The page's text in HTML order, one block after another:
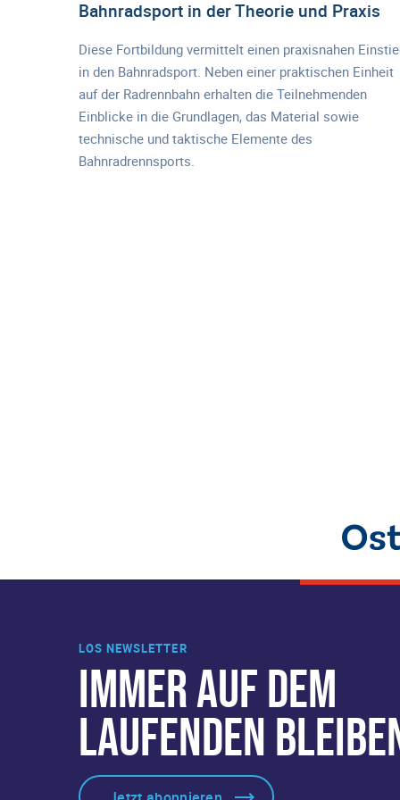
Bahnradsport in der Theorie und Praxis
Diese Fortbildung vermittelt einen praxisnahen
in den Bahnradsport. Neben einer praktischen Einheit
auf der Radrennbahn erhalten die Teilnehmenden
Einblicke in die Grundlagen, das Material sowie
technische und taktische Elemente des
Bahnradrennsports.
LOS NEWSLETTER
IMMER AUF DEM
LAUFENDEN